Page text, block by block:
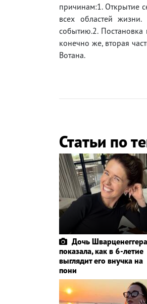
причинам:1. Открытие
всех областей
событию.2.
конечно же, вторая
Вотана.
Статьи по
Дочь Шварценеггера
показала, как в 6-летие
выглядит его внучка на
пони